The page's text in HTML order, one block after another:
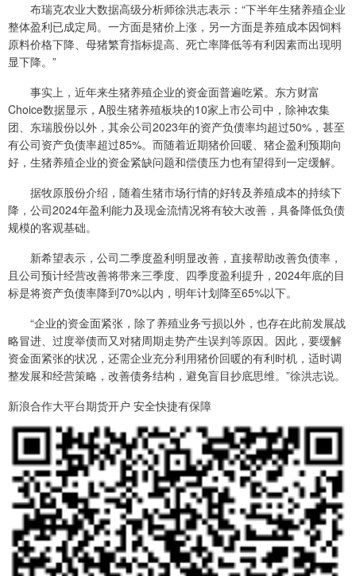
布瑞克农业大数据高级分析师徐洪志表示：“下半年生猪养殖企业
整体盈利已成定局。一方面是猪价上涨，另一方面是养殖成本因饲料
原料价格下降、母猪繁育指标提高、死亡率降低等有利因素而出现明
显下降。”
事实上，近年来生猪养殖企业的资金面普遍吃紧。东方财富
Choice数据显示，A股生猪养殖板块的10家上市公司中，除神农集
团、东瑞股份以外，其余公司2023年的资产负债率均超过50%，甚至
有公司资产负债率超过85%。而随着近期猪价回暖、猪企盈利预期向
好，生猪养殖企业的资金紧缺问题和偿债压力也有望得到一定缓解。
据牧原股份介绍，随着生猪市场行情的好转及养殖成本的持续下
降，公司2024年盈利能力及现金流情况将有较大改善，具备降低负债
规模的客观基础。
新希望表示，公司二季度盈利明显改善，直接帮助改善负债率，
且公司预计经营改善将带来三季度、四季度盈利提升，2024年底的目
标是将资产负债率降到70%以内，明年计划降至65%以下。
“企业的资金面紧张，除了养殖业务亏损以外，也存在此前发展战
略冒进、过度举债而又对猪周期走势产生误判等原因。因此，要缓解
资金面紧张的状况，还需企业充分利用猪价回暖的有利时机，适时调
整发展和经营策略，改善债务结构，避免盲目抄底思维。”徐洪志说。
新浪合作大平台期货开户 安全快捷有保障